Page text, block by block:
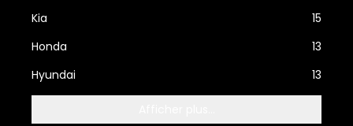
Kia
15
Honda
13
Hyundai
13